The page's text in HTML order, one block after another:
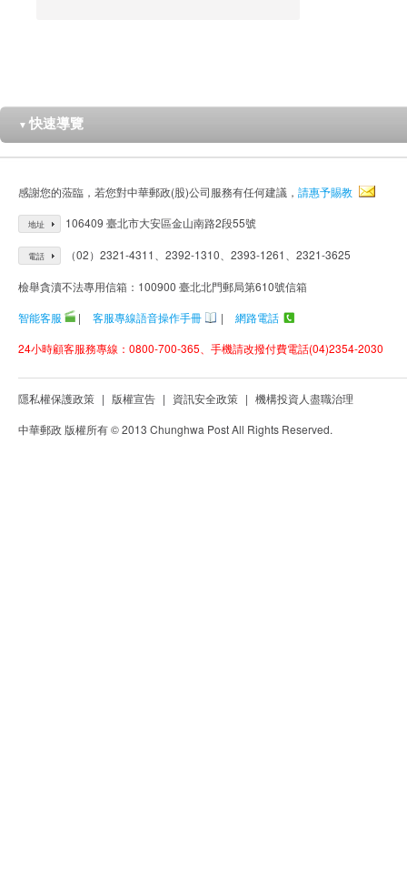
▼ 快速導覽
感謝您的蒞臨，若您對中華郵政(股)公司服務有任何建議， 請惠予賜教
地址 106409 臺北市大安區金山南路2段55號
電話 （02）2321-4311、2392-1310、2393-1261、2321-3625
檢舉貪瀆不法專用信箱：100900 臺北北門郵局第610號信箱
智能客服
| 客服專線語音操作手冊 |
網路電話
24小時顧客服務專線：0800-700-365、手機請改撥付費電話(04)2354-2030
隱私權保護政策 | 版權宣告 | 資訊安全政策 | 機構投資人盡職治理
中華郵政 版權所有 © 2013 Chunghwa Post All Rights Reserved.